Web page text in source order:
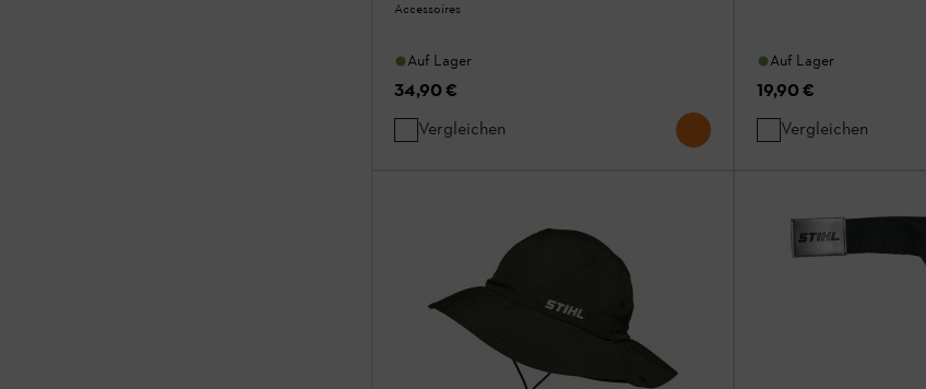
Accessoires
Auf Lager
34,90 €
Vergleichen
Auf Lager
19,90 €
Vergleichen